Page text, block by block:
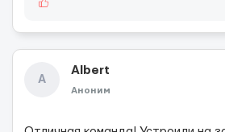
A
Albert
Аноним